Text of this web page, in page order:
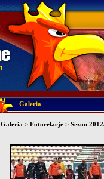
Galeria
Galeria > Fotorelacje > Sezon